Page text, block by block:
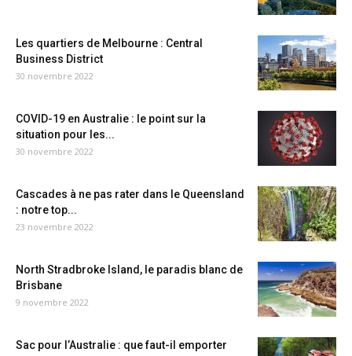
Les quartiers de Melbourne : Central
Business District
30 novembre 2022
COVID-19 en Australie : le point sur la
situation pour les...
30 novembre 2022
Cascades à ne pas rater dans le Queensland
: notre top...
23 novembre 2022
North Stradbroke Island, le paradis blanc de
Brisbane
9 novembre 2022
Sac pour l’Australie : que faut-il emporter